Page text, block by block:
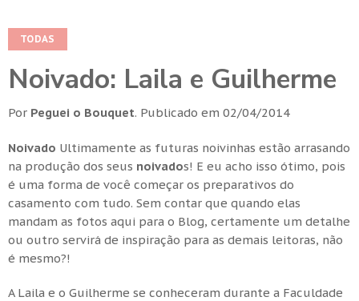
TODAS
Noivado: Laila e Guilherme
Por Peguei o Bouquet. Publicado em 02/04/2014
Noivado Ultimamente as futuras noivinhas estão arrasando
na produção dos seus noivados! E eu acho isso ótimo, pois
é uma forma de você começar os preparativos do
casamento com tudo. Sem contar que quando elas
mandam as fotos aqui para o Blog, certamente um detalhe
ou outro servirá de inspiração para as demais leitoras, não
é mesmo?!
A Laila e o Guilherme se conheceram durante a Faculdade